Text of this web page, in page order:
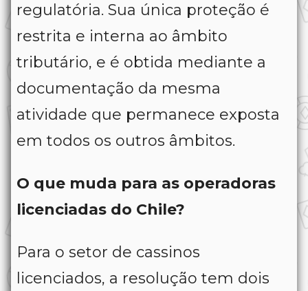
regulatória. Sua única proteção é
restrita e interna ao âmbito
tributário, e é obtida mediante a
documentação da mesma
atividade que permanece exposta
em todos os outros âmbitos.
O que muda para as operadoras
licenciadas do Chile?
Para o setor de cassinos
licenciados, a resolução tem dois